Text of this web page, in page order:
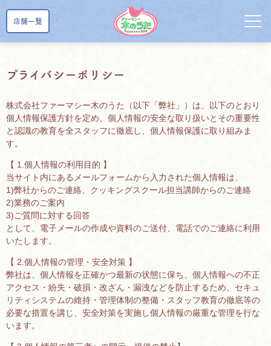
店舗一覧
プライバシーポリシー
株式会社ファーマシー木のうた（以下「弊社」）は、以下のとおり
個人情報保護方針を定め、個人情報の安全な取り扱いとその重要性
と認識の教育を全スタッフに徹底し、個人情報保護に取り組みま
す。
【 1.個人情報の利用目的 】
当サイト内にあるメールフォームから入力された個人情報は、
1)弊社からのご連絡、クッキングスクール担当講師からのご連絡
2)業務のご案内
3)ご質問に対する回答
として、電子メールの作成や資料のご送付、電話でのご連絡に利用
いたします。
【 2.個人情報の管理・安全対策 】
弊社は、個人情報を正確かつ最新の状態に保ち、個人情報への不正
アクセス・紛失・破損・改ざん・漏洩などを防止するため、セキュ
リティシステムの維持・管理体制の整備・スタッフ教育の徹底等の
必要な措置を講じ、安全対策を実施し個人情報の厳重な管理を行な
います。